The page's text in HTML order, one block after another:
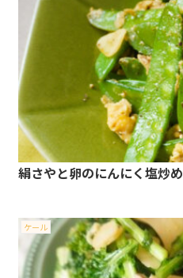
絹さやと卵のにんにく塩炒め
ケール